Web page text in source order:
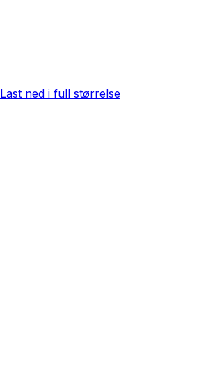
Last ned i full størrelse